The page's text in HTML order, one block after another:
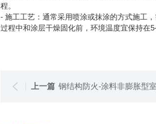
程。
- 施工工艺：通常采用喷涂或抹涂的方式施工
过程中和涂层干燥固化前，环境温度宜保持在
上一篇 钢结构防火-涂料非膨胀型